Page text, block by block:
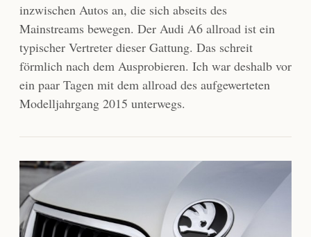
inzwischen Autos an, die sich abseits des
Mainstreams bewegen. Der Audi A6 allroad ist ein
typischer Vertreter dieser Gattung. Das schreit
förmlich nach dem Ausprobieren. Ich war deshalb vor
ein paar Tagen mit dem allroad des aufgewerteten
Modelljahrgang 2015 unterwegs.